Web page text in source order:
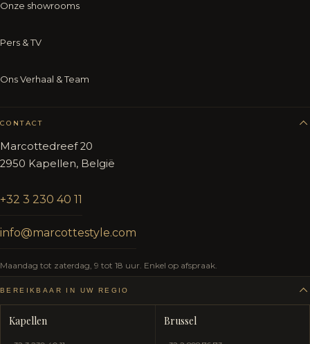
Onze showrooms
Pers & TV
Ons Verhaal & Team
CONTACT
Marcottedreef 20
2950 Kapellen, België
+32 3 230 40 11
info@marcottestyle.com
Maandag tot zaterdag, 9 tot 18 uur. Enkel op afspraak.
BEREIKBAAR IN UW REGIO
Kapellen Brussel